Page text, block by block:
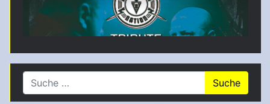
Suche nach: